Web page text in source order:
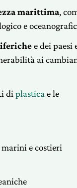
marittima,
e
e dei paesi
ai
di plastica e le
e costieri